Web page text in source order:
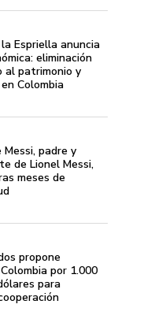
Espriella anuncia
eliminación
al patrimonio y
Colombia
Messi, padre y
de Lionel Messi,
meses de
propone
por 1.000
para